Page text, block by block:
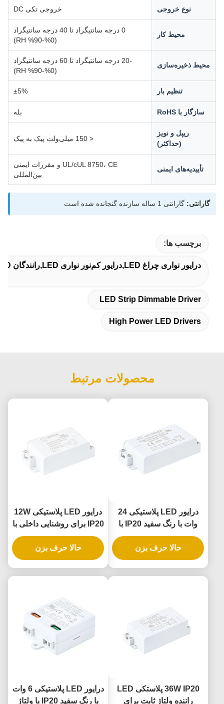
نوع خروجی خروجی تکی DC
محیط کار
0 درجه سانتیگراد تا 40 درجه سانتیگراد
(0%-90% RH)
محیط ذخیره‌سازی
-20 درجه سانتیگراد تا 60 درجه سانتیگراد
(0%-90% RH)
تنظیم بار ±5%
سازگار با RoHS بله
ریپل و نویز
(حداکثر)
< 150 میلی‌ولت پیک به پیک
تأییدیه‌های ایمنی
UL/cUL 8750، CE و مقررات ایمنی
بین‌المللی
گارانتی: گارانتی 1 ساله سازنده گنجانده شده است
برچسب ها:
درایور نواری چراغ LED,درایور کم‌نور نواری LED,رانندگان LED با قدرت بالا
LED Strip Dimmable Driver
High Power LED Drivers
محصولات مرتبط
درایور LED پلاستیکی 24
وات با رنگ سفید IP20 با
ولتاژ ثابت برای روشنایی
داخلی
حالا حرف بزن
درایور LED پلاستیکی 12W
IP20 برای روشنایی داخلی با
ولتاژ ثابت و ورودی جهانی
حالا حرف بزن
36W IP20 پلاستکی LED
راننده ولتاژ ثابت برای
درایور LED پلاستیکی 6 وات
با رنگ سفید IP20 با ولتاژ